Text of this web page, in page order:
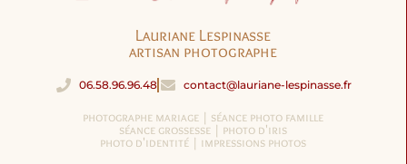
Lauriane Lespinasse
artisan photographe
06.58.96.96.48 contact@lauriane-lespinasse.fr
photographe mariage | séance photo famille
séance grossesse | photo d'iris
photo d'identité | impressions photos